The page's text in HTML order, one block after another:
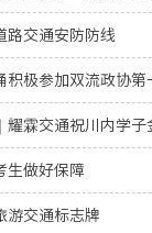
路交通安防防线
积极参加双流政协第
耀霖交通祝川内学子
生做好保障
游交通标志牌